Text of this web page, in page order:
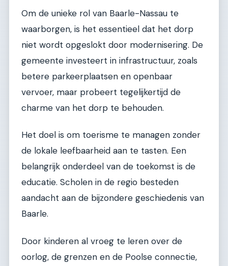
Om de unieke rol van Baarle-Nassau te
waarborgen, is het essentieel dat het dorp
niet wordt opgeslokt door modernisering. De
gemeente investeert in infrastructuur, zoals
betere parkeerplaatsen en openbaar
vervoer, maar probeert tegelijkertijd de
charme van het dorp te behouden.
Het doel is om toerisme te managen zonder
de lokale leefbaarheid aan te tasten. Een
belangrijk onderdeel van de toekomst is de
educatie. Scholen in de regio besteden
aandacht aan de bijzondere geschiedenis van
Baarle.
Door kinderen al vroeg te leren over de
oorlog, de grenzen en de Poolse connectie,